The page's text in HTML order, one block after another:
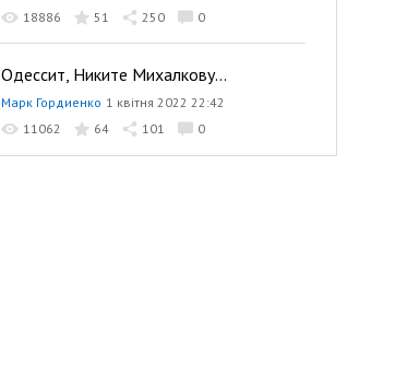
18886
51 250 0
Одессит, Никите Михалкову...
Марк Гордиенко 1 квітня 2022 22:42
11062
64 101 0